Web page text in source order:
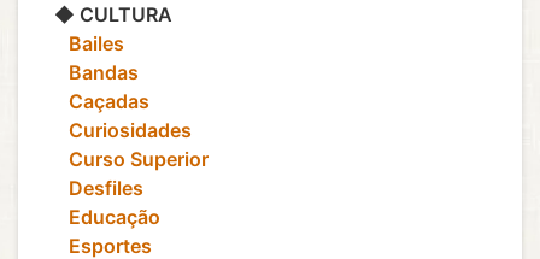
◆ CULTURA
‎ ‎ ‎ Bailes
‎ ‎ ‎ Bandas
‎ ‎ ‎ Caçadas
‎ ‎ ‎ Curiosidades
‎ ‎ ‎ Curso Superior
‎ ‎ ‎ Desfiles
‎ ‎ ‎ Educação
‎ ‎ ‎ Esportes